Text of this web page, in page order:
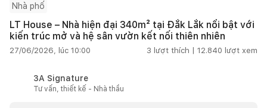
Nhà phố
LT House – Nhà hiện đại 340m² tại Đắk Lắk nổi bật với
kiến trúc mở và hệ sân vườn kết nối thiên nhiên
27/06/2026, lúc 10:00 3 lượt thích | 12.840 lượt xem
3A Signature
Tư vấn, thiết kế - Nhà thầu